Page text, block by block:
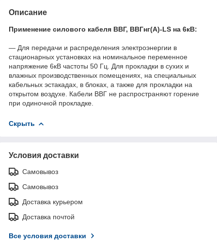
Описание
Применение силового кабеля ВВГ, ВВГнг(А)-LS на 6кВ:
— Для передачи и распределения электроэнергии в
стационарных установках на номинальное переменное
напряжение 6кВ частоты 50 Гц. Для прокладки в сухих и
влажных производственных помещениях, на специальных
кабельных эстакадах, в блоках, а также для прокладки на
открытом воздухе. Кабели ВВГ не распространяют горение
при одиночной прокладке.
Скрыть
Условия доставки
Самовывоз
Самовывоз
Доставка курьером
Доставка почтой
Все условия доставки